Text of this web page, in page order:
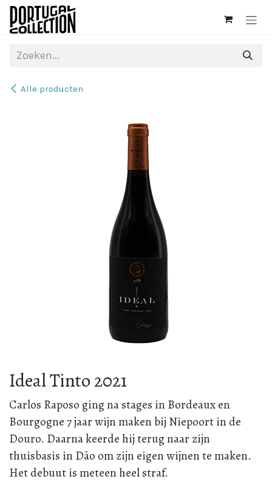
Overslaan naar inhoud
Alle producten
Ideal Tinto 2021
Carlos Raposo ging na stages in Bordeaux en
Bourgogne 7 jaar wijn maken bij Niepoort in de
Douro. Daarna keerde hij terug naar zijn
thuisbasis in Dão om zijn eigen wijnen te maken.
Het debuut is meteen heel straf.